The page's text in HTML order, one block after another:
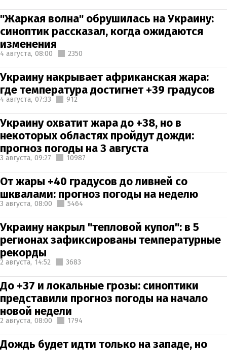
"Жаркая волна" обрушилась на Украину:
синоптик рассказал, когда ожидаются
изменения
4 августа, 08:00 2350
Украину накрывает африканская жара:
где температура достигнет +39 градусов
4 августа, 07:33 912
Украину охватит жара до +38, но в
некоторых областях пройдут дожди:
прогноз погоды на 3 августа
3 августа, 09:27 10987
От жары +40 градусов до ливней со
шквалами: прогноз погоды на неделю
3 августа, 08:00 5464
Украину накрыл "тепловой купол": в 5
регионах зафиксированы температурные
рекорды
2 августа, 14:52 3683
До +37 и локальные грозы: синоптики
представили прогноз погоды на начало
новой недели
2 августа, 08:00 1794
Дождь будет идти только на западе, но